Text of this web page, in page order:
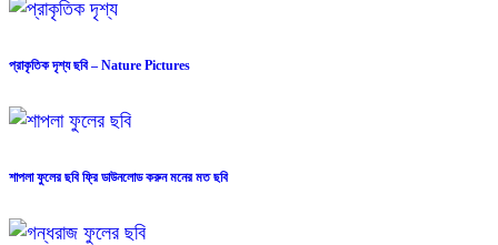
প্রাকৃতিক দৃশ্য ছবি – Nature Pictures
শাপলা ফুলের ছবি ফ্রি ডাউনলোড করুন মনের মত ছবি